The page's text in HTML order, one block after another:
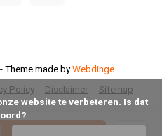
Policy Disclaimer Sitemap
- Theme made byWebdinge